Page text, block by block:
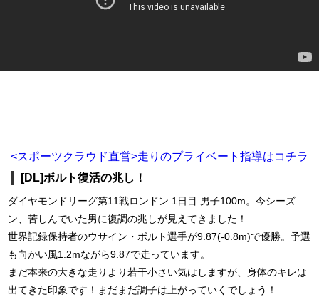
<スポーツクラウド直営>走りのプライベート指導はコチラ
[DL]ボルト復活の兆し！
ダイヤモンドリーグ第11戦ロンドン 1日目 男子100m。今シーズ
ン、苦しんでいた男に復調の兆しが見えてきました！
世界記録保持者のウサイン・ボルト選手が9.87(-0.8m)で優勝。予選
も向かい風1.2mながら9.87で走っています。
まだ本来の大きな走りより若干小さい気はしますが、身体のキレは
出てきた印象です！まだまだ調子は上がっていくでしょう！